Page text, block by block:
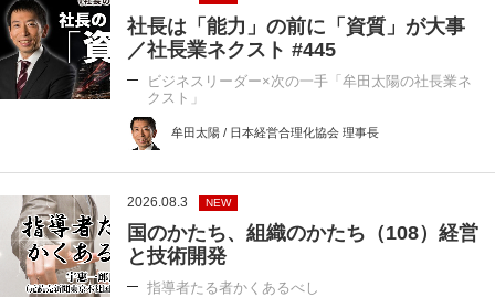
社長は「能力」の前に「資質」が大事
／社長業ネクスト #445
ビジネスリーダー×次の一手「牟田太陽の社長業ネ
クスト」
牟田太陽 / 日本経営合理化協会 理事長
2026.08.3 NEW
国のかたち、組織のかたち（108）経営
と技術開発
指導者たる者かくあるべし